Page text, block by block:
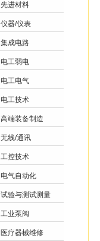
先进材料
仪器/仪表
集成电路
电工弱电
电工电气
电工技术
高端装备制造
无线/通讯
工控技术
电气自动化
试验与测试测量
工业泵阀
医疗器械维修